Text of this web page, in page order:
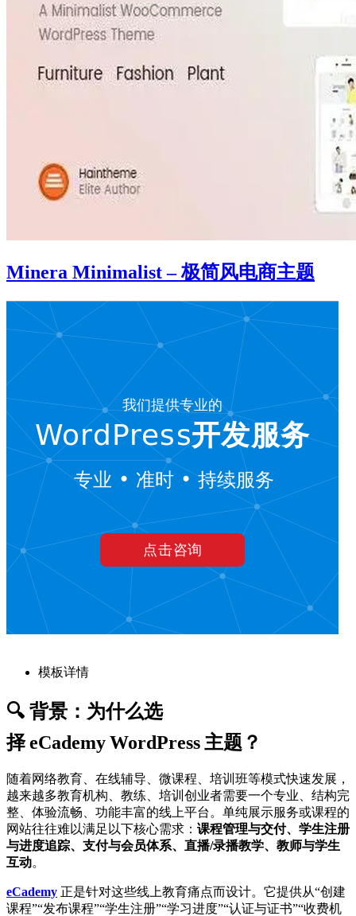
Minera Minimalist – 极简风电商主题
模板详情
🔍 背景：为什么选
择 eCademy WordPress 主题？
随着网络教育、在线辅导、微课程、培训班等模式快速发展，
越来越多教育机构、教练、培训创业者需要一个专业、结构完
整、体验流畅、功能丰富的线上平台。单纯展示服务或课程的
网站往往难以满足以下核心需求： 课程管理与交付、学生注册
与进度追踪、支付与会员体系、直播/录播教学、教师与学生
互动。
eCademy 正是针对这些线上教育痛点而设计。它提供从“创建
课程”“发布课程”“学生注册”“学习进度”“认证与证书”“收费机